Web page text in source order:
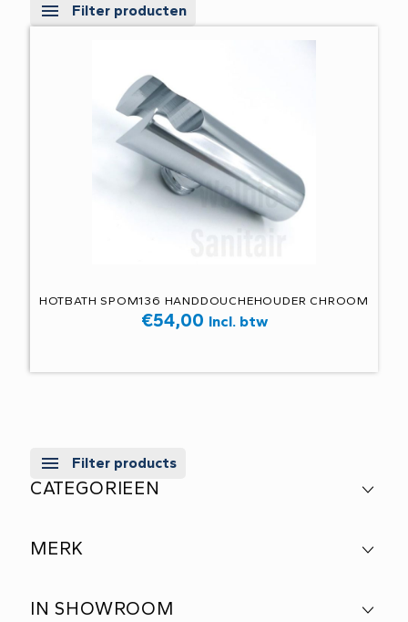
Filter producten
HOTBATH SPOM136 HANDDOUCHEHOUDER CHROOM
€54,00 Incl. btw
Filter products
CATEGORIEEN
MERK
IN SHOWROOM